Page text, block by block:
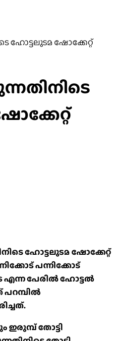
ഹോട്ടലുടമ ഷോക്കേറ്റ്
ഹോട്ടലുടമ ഷോക്കേറ്റ്
പന്നിക്കോട്
എന്ന പേരിൽ ഹോട്ടൽ
പറമ്പിൽ
ഇരുമ്പ് തോട്ടി